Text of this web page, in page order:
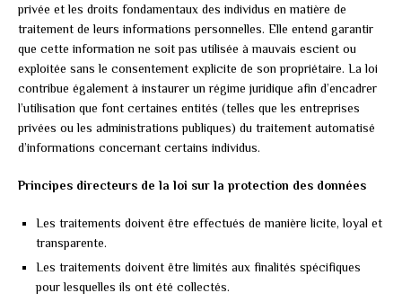
privée et les droits fondamentaux des individus en matière de
traitement de leurs informations personnelles. Elle entend garantir
que cette information ne soit pas utilisée à mauvais escient ou
exploitée sans le consentement explicite de son propriétaire. La loi
contribue également à instaurer un régime juridique afin d’encadrer
l’utilisation que font certaines entités (telles que les entreprises
privées ou les administrations publiques) du traitement automatisé
d’informations concernant certains individus.
Principes directeurs de la loi sur la protection des données
Les traitements doivent être effectués de manière licite, loyal et
transparente.
Les traitements doivent être limités aux finalités spécifiques
pour lesquelles ils ont été collectés.